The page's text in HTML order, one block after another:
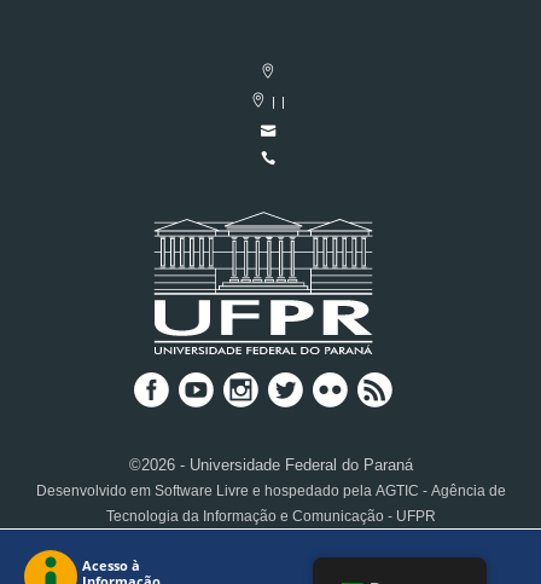
©2026 - Universidade Federal do Paraná
Desenvolvido em Software Livre e hospedado pela AGTIC - Agência de
Tecnologia da Informação e Comunicação - UFPR